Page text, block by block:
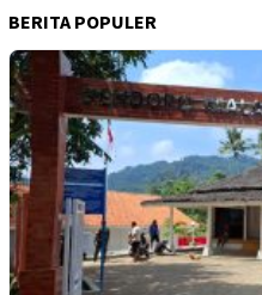
BERITA POPULER